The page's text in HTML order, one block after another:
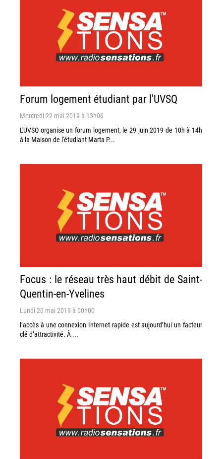
Forum logement étudiant par l'UVSQ
Mercredi 22 mai 2019 à 13h06
L'UVSQ organise un forum logement, le 29 juin 2019 de 10h à 14h
à la Maison de l'étudiant Marta P...
Focus : le réseau très haut débit de Saint-
Quentin-en-Yvelines
Lundi 20 mai 2019 à 00h00
l’accès à une connexion Internet rapide est aujourd’hui un facteur
clé d’attractivité. À ...